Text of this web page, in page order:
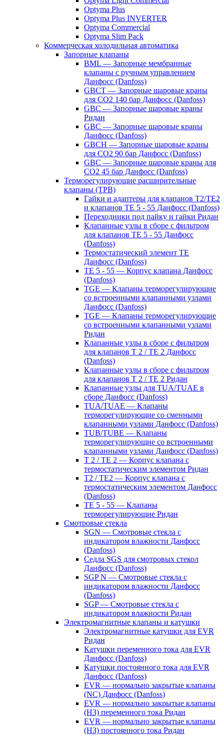
Optyma Plus
Optyma Plus INVERTER
Optyma Commercial
Optyma Slim Pack
Коммерческая холодильная автоматика
Запорные клапаны
BML — Запорные мембранные
клапаны с ручным управлением
Данфосс (Danfoss)
GBCT — Запорные шаровые краны
для CO2 140 бар Данфосс (Danfoss)
GBC — Запорные шаровые краны
Ридан
GBC — Запорные шаровые краны
Данфосс (Danfoss)
GBCH — Запорные шаровые краны
для CO2 90 бар Данфосс (Danfoss)
GBC — Запорные шаровые краны для
CO2 45 бар Данфосс (Danfoss)
Терморегулирующие расширительные
клапаны (ТРВ)
Гайки и адаптеры для клапанов T2/TE2
и клапанов TE 5 - 55 Данфосс (Danfoss)
Переходники под пайку и гайки Ридан
Клапанные узлы в сборе с фильтром
для клапанов TE 5 - 55 Данфосс
(Danfoss)
Термостатический элемент TE
Данфосс (Danfoss)
TE 5 - 55 — Корпус клапана Данфосс
(Danfoss)
TGE — Клапаны терморегулирующие
со встроенными клапанными узлами
Данфосс (Danfoss)
TGE — Клапаны терморегулирующие
со встроенными клапанными узлами
Ридан
Клапанные узлы в сборе с фильтром
для клапанов T 2 / TE 2 Данфосс
(Danfoss)
Клапанные узлы в сборе с фильтром
для клапанов T 2 / TE 2 Ридан
Клапанные узлы для TUA/TUAE в
сборе Данфосс (Danfoss)
TUA/TUAE — Клапаны
терморегулирующие со сменными
клапанными узлами Данфосс (Danfoss)
TUB/TUBE — Клапаны
терморегулирующие со встроенными
клапанными узлами Данфосс (Danfoss)
T 2 / TE 2 — Корпус клапана с
термостатическим элементом Ридан
T2 / TE2 — Корпус клапана с
термостатическим элементом Данфосс
(Danfoss)
TE 5 - 55 — Клапаны
терморегулирующие Ридан
Смотровые стекла
SGN — Смотровые стекла с
индикатором влажности Данфосс
(Danfoss)
Седла SGS для смотровых стекол
Данфосс (Danfoss)
SGP N — Смотровые стекла с
индикатором влажности Данфосс
(Danfoss)
SGP — Смотровые стекла с
индикатором влажности Ридан
Электромагнитные клапаны и катушки
Электромагнитные катушки для EVR
Ридан
Катушки переменного тока для EVR
Данфосс (Danfoss)
Катушки постоянного тока для EVR
Данфосс (Danfoss)
EVR — нормально закрытые клапаны
(NC) Данфосс (Danfoss)
EVR — нормально закрытые клапаны
(НЗ) переменного тока Ридан
EVR — нормально закрытые клапаны
(НЗ) постоянного тока Ридан